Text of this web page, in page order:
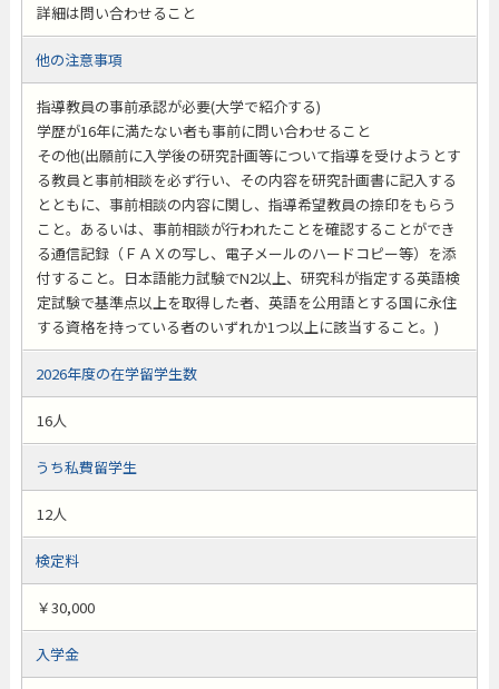
詳細は問い合わせること
他の注意事項
指導教員の事前承認が必要(大学で紹介する)
学歴が16年に満たない者も事前に問い合わせること
その他(出願前に入学後の研究計画等について指導を受けようとす
る教員と事前相談を必ず行い、その内容を研究計画書に記入する
とともに、事前相談の内容に関し、指導希望教員の捺印をもらう
こと。あるいは、事前相談が行われたことを確認することができ
る通信記録（ＦＡＸの写し、電子メールのハードコピー等）を添
付すること。日本語能力試験でN2以上、研究科が指定する英語検
定試験で基準点以上を取得した者、英語を公用語とする国に永住
する資格を持っている者のいずれか1つ以上に該当すること。)
2026年度の在学留学生数
16人
うち私費留学生
12人
検定料
￥30,000
入学金